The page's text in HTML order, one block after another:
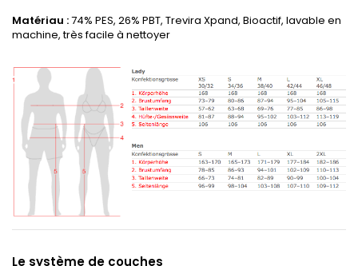
Matériau :74% PES, 26% PBT, Trevira Xpand, Bioactif, lavable en
machine, très facile à nettoyer
Le système de couches